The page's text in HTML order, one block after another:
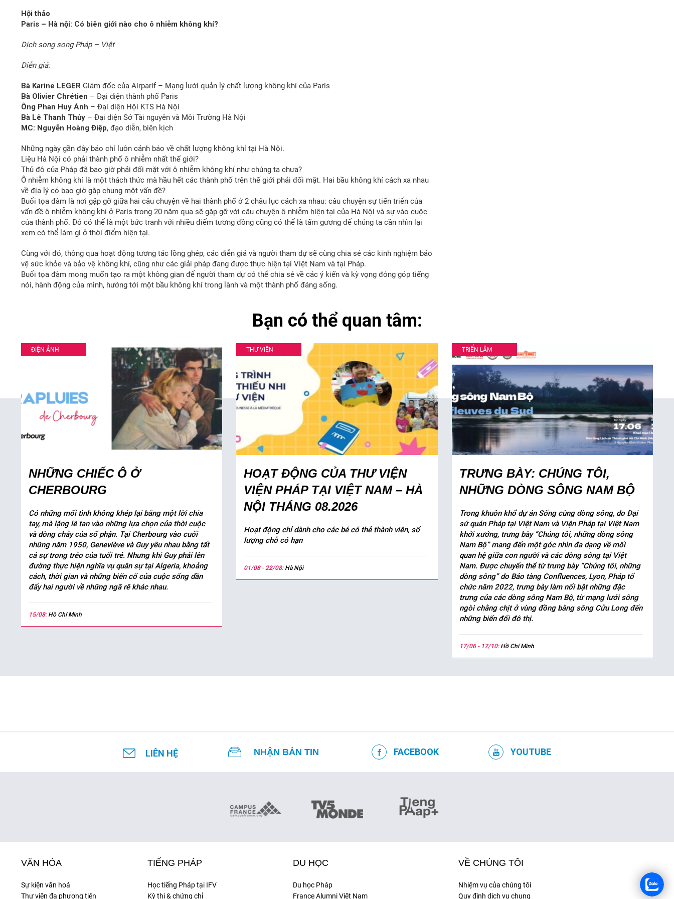
Hội thảo
Paris – Hà nội: Có biên giới nào cho ô nhiễm không khí?
Dịch song song Pháp – Việt
Diễn giả:
Bà Karine LEGER Giám đốc của Airparif – Mạng lưới quản lý chất lượng không khí của Paris
Bà Olivier Chrétien – Đại diện thành phố Paris
Ông Phan Huy Ánh – Đại diện Hội KTS Hà Nội
Bà Lê Thanh Thủy – Đại diện Sở Tài nguyên và Môi Trường Hà Nội
MC: Nguyễn Hoàng Điệp, đạo diễn, biên kịch
Những ngày gần đây báo chí luôn cảnh báo về chất lượng không khí tại Hà Nội.
Liệu Hà Nội có phải thành phố ô nhiễm nhất thế giới?
Thủ đô của Pháp đã bao giờ phải đối mặt với ô nhiễm không khí như chúng ta chưa?
Ô nhiễm không khí là một thách thức mà hầu hết các thành phố trên thế giới phải đối mặt. Hai bầu không khí cách xa nhau
về địa lý có bao giờ gặp chung một vấn đề?
Buổi tọa đàm là nơi gặp gỡ giữa hai câu chuyện về hai thành phố ở 2 châu lục cách xa nhau: câu chuyện sự tiến triển của
vấn đề ô nhiễm không khí ở Paris trong 20 năm qua sẽ gặp gỡ với câu chuyện ô nhiễm hiện tại của Hà Nội và sự vào cuộc
của thành phố. Đó có thể là một bức tranh với nhiều điểm tương đồng cũng có thể là tấm gương để chúng ta cần nhìn lại
xem có thể làm gì ở thời điểm hiện tại.
Cùng với đó, thông qua hoạt động tương tác lồng ghép, các diễn giả và người tham dự sẽ cùng chia sẻ các kinh nghiệm bảo
vệ sức khỏe và bảo vệ không khí, cũng như các giải pháp đang được thực hiện tại Việt Nam và tại Pháp.
Buổi tọa đàm mong muốn tạo ra một không gian để người tham dự có thể chia sẻ về các ý kiến và kỳ vọng đóng góp tiếng
nói, hành động của mình, hướng tới một bầu không khí trong lành và một thành phố đáng sống.
Bạn có thể quan tâm:
ĐIỆN ẢNH
NHỮNG CHIẾC Ô Ở
CHERBOURG
Có những mối tình không khép lại bằng một lời chia
tay, mà lặng lẽ tan vào những lựa chọn của thời cuộc
và dòng chảy của số phận. Tại Cherbourg vào cuối
những năm 1950, Geneviève và Guy yêu nhau bằng tất
cả sự trong trẻo của tuổi trẻ. Nhưng khi Guy phải lên
đường thực hiện nghĩa vụ quân sự tại Algeria, khoảng
cách, thời gian và những biến cố của cuộc sống dần
đẩy hai người về những ngã rẽ khác nhau.
15/08: Hồ Chí Minh
THƯ VIỆN
HOẠT ĐỘNG CỦA THƯ VIỆN
VIỆN PHÁP TẠI VIỆT NAM – HÀ
NỘI THÁNG 08.2026
Hoạt động chỉ dành cho các bé có thẻ thành viên, số
lượng chỗ có hạn
01/08 - 22/08: Hà Nội
TRIỂN LÃM
TRƯNG BÀY: CHÚNG TÔI,
NHỮNG DÒNG SÔNG NAM BỘ
Trong khuôn khổ dự án Sống cùng dòng sông, do Đại
sứ quán Pháp tại Việt Nam và Viện Pháp tại Việt Nam
khởi xướng, trưng bày “Chúng tôi, những dòng sông
Nam Bộ” mang đến một góc nhìn đa dạng về mối
quan hệ giữa con người và các dòng sông tại Việt
Nam. Được chuyển thể từ trưng bày “Chúng tôi, những
dòng sông” do Bảo tàng Confluences, Lyon, Pháp tổ
chức năm 2022, trưng bày làm nổi bật những đặc
trưng của các dòng sông Nam Bộ, từ mạng lưới sông
ngòi chằng chịt ở vùng đồng bằng sông Cửu Long đến
những biến đổi đô thị.
17/06 - 17/10: Hồ Chí Minh
LIÊN HỆ NHẬN BẢN TIN FACEBOOK YOUTUBE
VĂN HÓA
Sự kiện văn hoá
Thư viện đa phương tiện
TIẾNG PHÁP
Học tiếng Pháp tại IFV
Kỳ thi & chứng chỉ
DU HỌC
Du học Pháp
France Alumni Việt Nam
VỀ CHÚNG TÔI
Nhiệm vụ của chúng tôi
Quy định dịch vụ chung